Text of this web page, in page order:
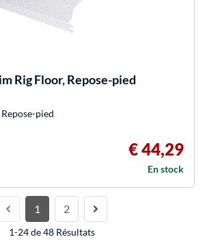
Rig Floor, Repose-pied
pied
€ 44,29
En stock
1 2
1-24 de 48 Résultats